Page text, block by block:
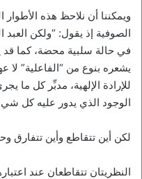
ويمكننا أن نلاحظ هذه
الصوفية إذ يقول: “ولكن
في حالة سلبية محضة، كما قد
يشعره بنوع من “الفاعلية” لا
للإرادة الإلهية، مدبِّر كل ما
الوجود الذي يدور عليه كل
لكن أين تتقاطع وأين تتفارق
النظريتان تتقاطعان عند